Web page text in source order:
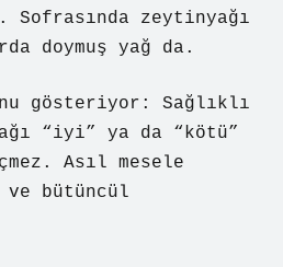
zeytinyağı
doymuş yağ da.
gösteriyor: Sağlıklı
“iyi” ya da “kötü”
Asıl mesele
bütüncül